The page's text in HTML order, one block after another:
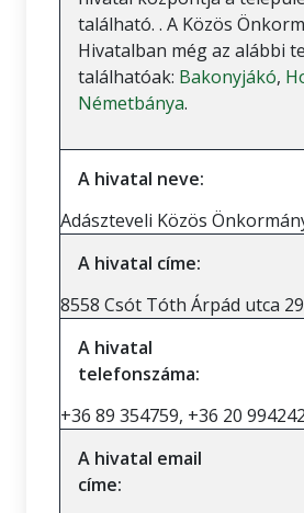
található. . A Közös
Hivatalban még az alábbi
találhatóak: Bakonyjákó,
Németbánya.
A hivatal neve:
Adászteveli Közös
A hivatal címe:
8558 Csót Tóth Árpád utca
A hivatal
telefonszáma:
+36 89 354759, +36 20
A hivatal email
címe: